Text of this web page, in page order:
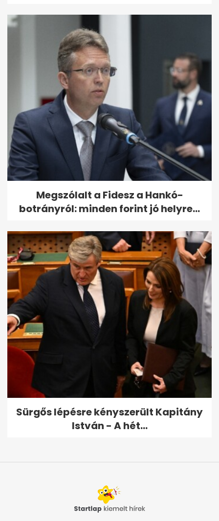
Megszólalt a Fidesz a Hankó-
botrányról: minden forint jó helyre...
Sürgős lépésre kényszerült Kapitány
István - A hét...